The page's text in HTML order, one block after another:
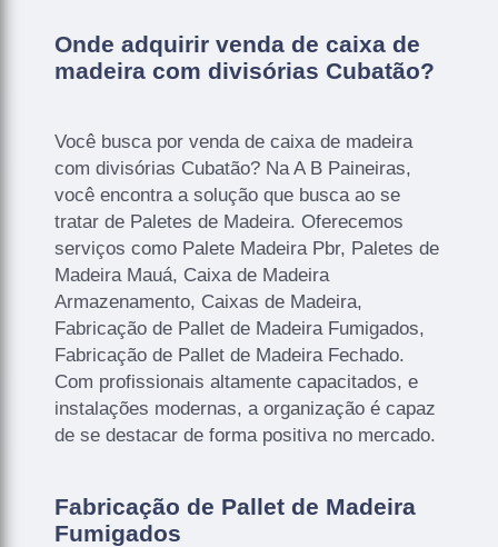
Onde adquirir venda de caixa de
madeira com divisórias Cubatão?
Você busca por venda de caixa de madeira
com divisórias Cubatão? Na A B Paineiras,
você encontra a solução que busca ao se
tratar de Paletes de Madeira. Oferecemos
serviços como Palete Madeira Pbr, Paletes de
Madeira Mauá, Caixa de Madeira
Armazenamento, Caixas de Madeira,
Fabricação de Pallet de Madeira Fumigados,
Fabricação de Pallet de Madeira Fechado.
Com profissionais altamente capacitados, e
instalações modernas, a organização é capaz
de se destacar de forma positiva no mercado.
Fabricação de Pallet de Madeira
Fumigados